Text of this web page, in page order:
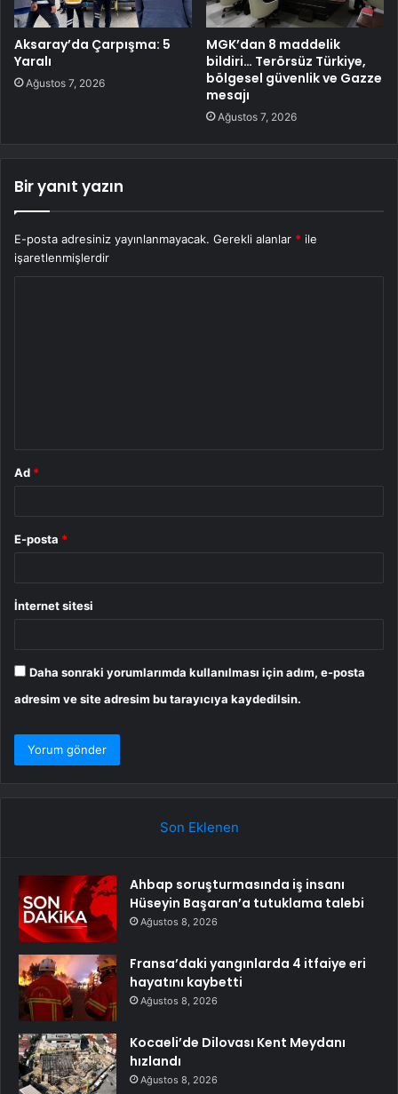
Aksaray’da Çarpışma: 5
Yaralı
Ağustos 7, 2026
MGK’dan 8 maddelik
bildiri… Terörsüz Türkiye,
bölgesel güvenlik ve Gazze
mesajı
Ağustos 7, 2026
Bir yanıt yazın
E-posta adresiniz yayınlanmayacak. Gerekli alanlar * ile
işaretlenmişlerdir
Ad *
E-posta *
İnternet sitesi
Daha sonraki yorumlarımda kullanılması için adım, e-posta
adresim ve site adresim bu tarayıcıya kaydedilsin.
Son Eklenen
Ahbap soruşturmasında iş insanı
Hüseyin Başaran’a tutuklama talebi
Ağustos 8, 2026
Fransa’daki yangınlarda 4 itfaiye eri
hayatını kaybetti
Ağustos 8, 2026
Kocaeli’de Dilovası Kent Meydanı
hızlandı
Ağustos 8, 2026